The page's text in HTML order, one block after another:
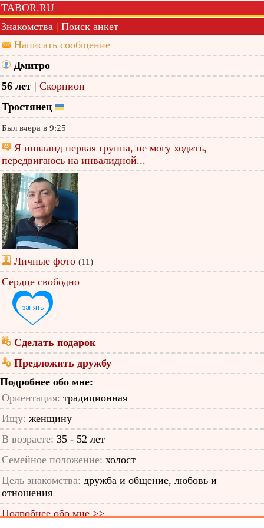
TABOR.RU
Знакомства | Поиск анкет
Написать сообщение
Дмитро
56 лет | Скорпион
Тростянец
Был вчера в 9:25
Я инвалид первая группа, не могу ходить,
передвигаюсь на инвалидной...
Личные фото (11)
Сердце свободно
Сделать подарок
Предложить дружбу
Подробнее обо мне:
Ориентация: традиционная
Ищу: женщину
В возрасте: 35 - 52 лет
Семейное положение: холост
Цель знакомства: дружба и общение, любовь и
отношения
Подробнее обо мне >>